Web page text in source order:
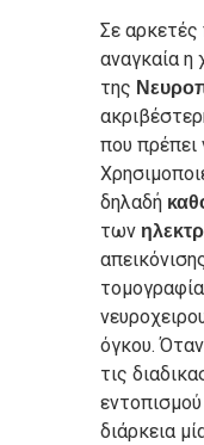
Σε αρκετές
αναγκαία η
της
που πρέπει
δηλαδή
των
όγκου.
τις
διάρκεια